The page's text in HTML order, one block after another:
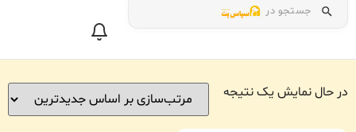
جستجو در
در حال نمایش یک نتیجه